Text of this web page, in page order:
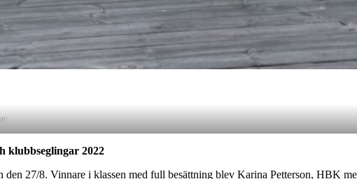
klubbseglingar 2022
27/8. Vinnare i klassen med full besättning blev Karina Petterson, HBK